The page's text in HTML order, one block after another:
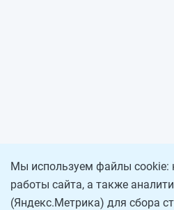
Мы используем файлы cookie:
работы сайта, а также
(Яндекс.Метрика) для сбора